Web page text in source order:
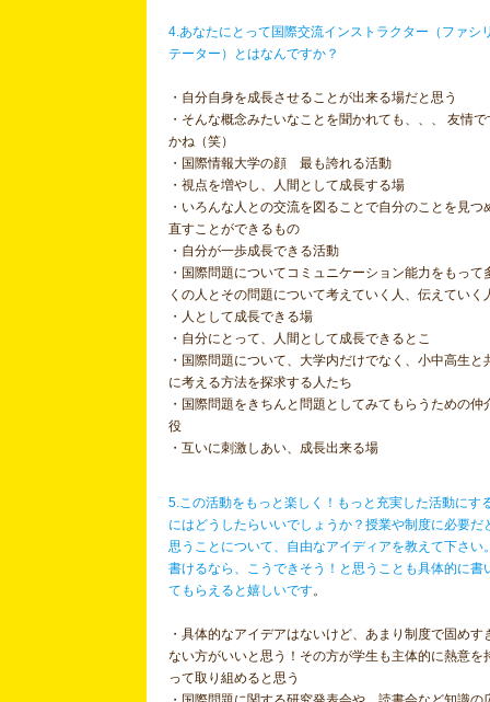
4.あなたにとって国際交流インストラクター（ファシ
テーター）とはなんですか？
・自分自身を成長させることが出来る場だと思う
・そんな概念みたいなことを聞かれても、、、 友情で
かね（笑）
・国際情報大学の顔 最も誇れる活動
・視点を増やし、人間として成長する場
・いろんな人との交流を図ることで自分のことを見つ
直すことができるもの
・自分が一歩成長できる活動
・国際問題についてコミュニケーション能力をもって
くの人とその問題について考えていく人、伝えていく
・人として成長できる場
・自分にとって、人間として成長できるとこ
・国際問題について、大学内だけでなく、小中高生と
に考える方法を探求する人たち
・国際問題をきちんと問題としてみてもらうための仲
役
・互いに刺激しあい、成長出来る場
5.この活動をもっと楽しく！もっと充実した活動にす
にはどうしたらいいでしょうか？授業や制度に必要だ
思うことについて、自由なアイディアを教えて下さい
書けるなら、こうできそう！と思うことも具体的に書
てもらえると嬉しいです。
・具体的なアイデアはないけど、あまり制度で固めす
ない方がいいと思う！その方が学生も主体的に熱意を
って取り組めると思う